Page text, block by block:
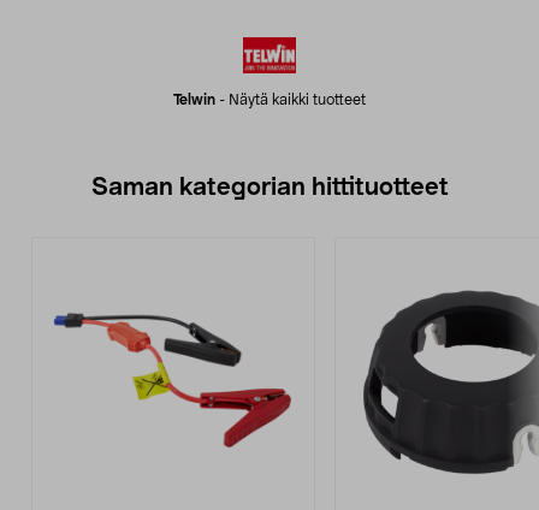
Telwin - Näytä kaikki tuotteet
Saman kategorian hittituotteet